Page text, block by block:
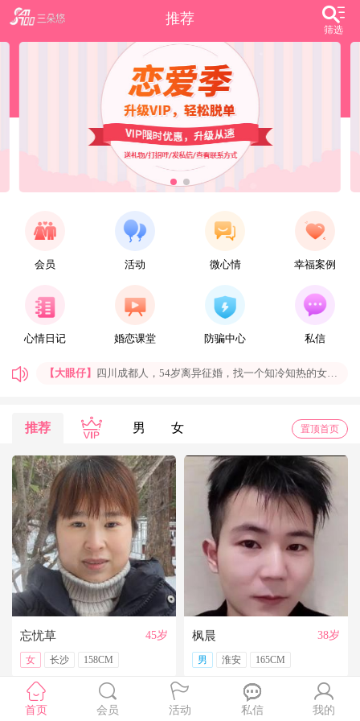
推荐
筛选
会员 活动 微心情 幸福案例
心情日记 婚恋课堂 防骗中心 私信
【大眼仔】
四川成都人，54岁离异征婚，找一个知冷知热的女人结婚过日子，非诚勿扰
【一米阳光】
上海征婚，找一位条件好点、能结婚的伴侣成家
【玉兰花】 山东济南本人，离异带一女儿，大龄男征婚，非诚勿扰。
【红玫】你再不来，我都老啦，个人诚征婚，限广西南宁
【乐园】 湖北蕲春离异大龄女征婚，找一个蕲春的、60岁上下的男士结婚，共同过日子，不诚勿扰
【携手到老】 今天开通钻石会员了，给我来信吧，我能看到你的联系方式哦
【铭铭】 40岁未婚上海杨浦男征婚，外地人或者上海人都可以，不介意是否离异，三观合适即可，速与我联系。
【任子君】 现居深圳罗湖区，44岁，离异，在深圳工作，找一个大方、善良，会疼爱人的女子做老婆，希望​‌‌能在这里遇见你，非诚勿扰。
【张小英】想找一个心动的人
推荐 男 女 置顶首页
忘忧草 45岁
女 长沙 158CM
枫晨 38岁
男 淮安 165CM
首页 会员 活动 私信 我的